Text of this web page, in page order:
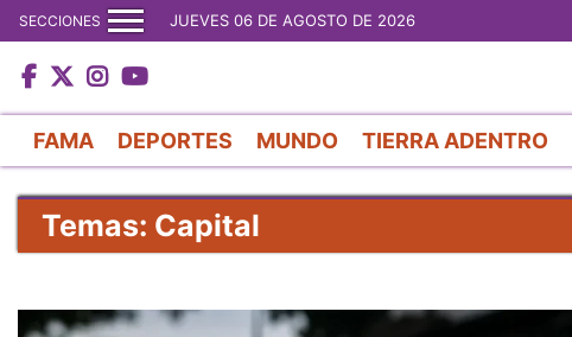
SECCIONES JUEVES 06 DE AGOSTO DE 2026
FAMA DEPORTES MUNDO TIERRA ADENTRO
Temas: Capital